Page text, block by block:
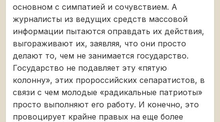
основном с симпатией и сочувствием. А
журналисты из ведущих средств массовой
информации пытаются оправдать их действия,
выгораживают их, заявляя, что они просто
делают то, чем не занимается государство.
Государство не подавляет эту «пятую
колонну», этих пророссийских сепаратистов, в
связи с чем молодые «радикальные патриоты»
просто выполняют его работу. И конечно, это
провоцирует крайне правых на еще более